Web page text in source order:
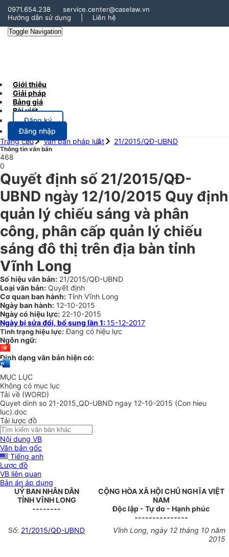
0971.654.238
service.center@caselaw.vn
Hướng dẫn sử dụng
Liên hệ
Toggle Navigation
Giới thiệu
Giải pháp
Bảng giá
Bài viết
Đăng ký
Đăng nhập
Trang chủ
Văn bản pháp luật 21/2015/QĐ-UBND
Thông tin văn bản
468
0
Quyết định số 21/2015/QĐ-
UBND ngày 12/10/2015 Quy định
quản lý chiếu sáng và phân
công, phân cấp quản lý chiếu
sáng đô thị trên địa bàn tỉnh
Vĩnh Long
Số hiệu văn bản: 21/2015/QĐ-UBND
Loại văn bản: Quyết định
Cơ quan ban hành: Tỉnh Vĩnh Long
Ngày ban hành: 12-10-2015
Ngày có hiệu lực: 22-10-2015
Ngày bị sửa đổi, bổ sung lần 1:15-12-2017
Tình trạng hiệu lực: Đang có hiệu lực
Ngôn ngữ:
Định dạng văn bản hiện có:
MỤC LỤC
Không có mục lục
Tải về (WORD)
Quyet dinh so 21-2015_QD-UBND ngay 12-10-2015 (Con hieu
luc).doc
Tải lược đồ
Nội dung VB
Văn bản gốc
Tiếng anh
Lược đồ
VB liên quan
Bản án áp dụng
UỶ BAN NHÂN DÂN
TỈNH VĨNH LONG
--------
CỘNG HÒA XÃ HỘI CHỦ NGHĨA VIỆT
NAM
Độc lập - Tự do - Hạnh phúc
---------------
Số: 21/2015/QĐ-UBND
Vĩnh Long, ngày 12 tháng 10 năm
2015